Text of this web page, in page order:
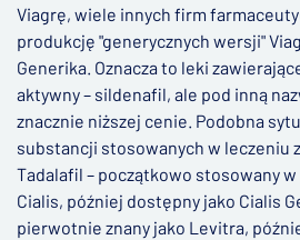
Viagrę, wiele innych firm
produkcję "generycznych wersji"
Generika. Oznacza to leki
aktywny – sildenafil, ale pod inną
znacznie niższej cenie. Podobna
substancji stosowanych w leczeniu
Tadalafil – początkowo stosowany
Cialis, później dostępny jako Cialis
pierwotnie znany jako Levitra,